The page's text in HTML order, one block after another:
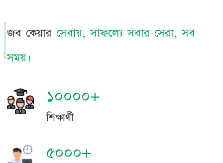
জব কেয়ার সেবায়, সাফল্যে সবার সেরা, সব
সময়।
১০০০০+
শিক্ষার্থী
৫০০০+